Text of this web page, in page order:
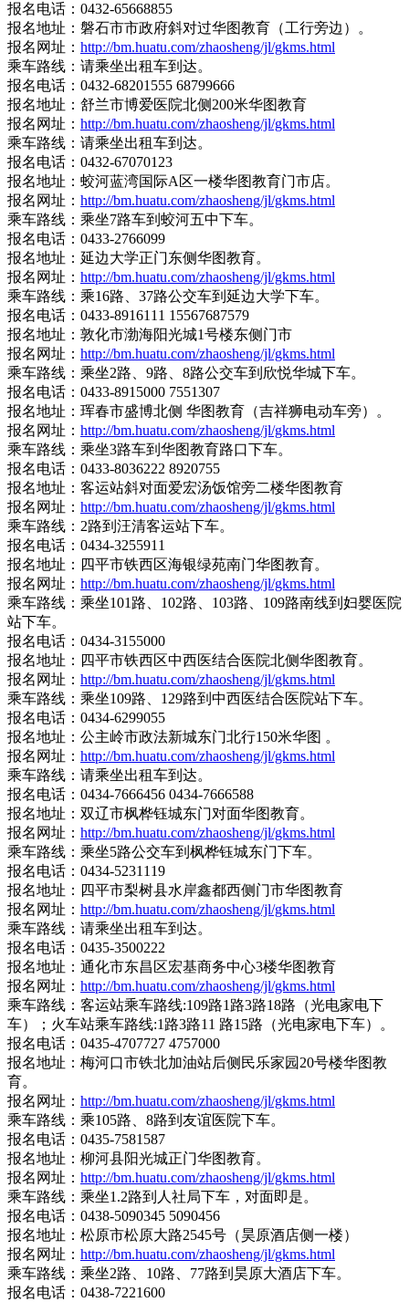
报名电话：0432-65668855
报名地址：磐石市市政府斜对过华图教育（工行旁边）。
报名网址： http://bm.huatu.com/zhaosheng/jl/gkms.html
乘车路线：请乘坐出租车到达。
报名电话：0432-68201555 68799666
报名地址：舒兰市博爱医院北侧200米华图教育
报名网址： http://bm.huatu.com/zhaosheng/jl/gkms.html
乘车路线：请乘坐出租车到达。
报名电话：0432-67070123
报名地址：蛟河蓝湾国际A区一楼华图教育门市店。
报名网址： http://bm.huatu.com/zhaosheng/jl/gkms.html
乘车路线：乘坐7路车到蛟河五中下车。
报名电话：0433-2766099
报名地址：延边大学正门东侧华图教育。
报名网址： http://bm.huatu.com/zhaosheng/jl/gkms.html
乘车路线：乘16路、37路公交车到延边大学下车。
报名电话：0433-8916111 15567687579
报名地址：敦化市渤海阳光城1号楼东侧门市
报名网址： http://bm.huatu.com/zhaosheng/jl/gkms.html
乘车路线：乘坐2路、9路、8路公交车到欣悦华城下车。
报名电话：0433-8915000 7551307
报名地址：珲春市盛博北侧 华图教育（吉祥狮电动车旁）。
报名网址： http://bm.huatu.com/zhaosheng/jl/gkms.html
乘车路线：乘坐3路车到华图教育路口下车。
报名电话：0433-8036222 8920755
报名地址：客运站斜对面爱宏汤饭馆旁二楼华图教育
报名网址： http://bm.huatu.com/zhaosheng/jl/gkms.html
乘车路线：2路到汪清客运站下车。
报名电话：0434-3255911
报名地址：四平市铁西区海银绿苑南门华图教育。
报名网址： http://bm.huatu.com/zhaosheng/jl/gkms.html
乘车路线：乘坐101路、102路、103路、109路南线到妇婴医院
站下车。
报名电话：0434-3155000
报名地址：四平市铁西区中西医结合医院北侧华图教育。
报名网址： http://bm.huatu.com/zhaosheng/jl/gkms.html
乘车路线：乘坐109路、129路到中西医结合医院站下车。
报名电话：0434-6299055
报名地址：公主岭市政法新城东门北行150米华图 。
报名网址： http://bm.huatu.com/zhaosheng/jl/gkms.html
乘车路线：请乘坐出租车到达。
报名电话：0434-7666456 0434-7666588
报名地址：双辽市枫桦钰城东门对面华图教育。
报名网址： http://bm.huatu.com/zhaosheng/jl/gkms.html
乘车路线：乘坐5路公交车到枫桦钰城东门下车。
报名电话：0434-5231119
报名地址：四平市梨树县水岸鑫都西侧门市华图教育
报名网址： http://bm.huatu.com/zhaosheng/jl/gkms.html
乘车路线：请乘坐出租车到达。
报名电话：0435-3500222
报名地址：通化市东昌区宏基商务中心3楼华图教育
报名网址： http://bm.huatu.com/zhaosheng/jl/gkms.html
乘车路线：客运站乘车路线:109路1路3路18路（光电家电下
车）；火车站乘车路线:1路3路11 路15路（光电家电下车）。
报名电话：0435-4707727 4757000
报名地址：梅河口市铁北加油站后侧民乐家园20号楼华图教
育。
报名网址： http://bm.huatu.com/zhaosheng/jl/gkms.html
乘车路线：乘105路、8路到友谊医院下车。
报名电话：0435-7581587
报名地址：柳河县阳光城正门华图教育。
报名网址： http://bm.huatu.com/zhaosheng/jl/gkms.html
乘车路线：乘坐1.2路到人社局下车，对面即是。
报名电话：0438-5090345 5090456
报名地址：松原市松原大路2545号（昊原酒店侧一楼）
报名网址： http://bm.huatu.com/zhaosheng/jl/gkms.html
乘车路线：乘坐2路、10路、77路到昊原大酒店下车。
报名电话：0438-7221600